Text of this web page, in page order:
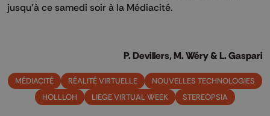
jusqu’à ce samedi soir à la Médiacité.
P. Devillers, M. Wéry & L. Gaspari
MÉDIACITÉ RÉALITÉ VIRTUELLE
NOUVELLES TECHNOLOGIES
HOLLLOH
LIEGE VIRTUAL WEEK STEREOPSIA